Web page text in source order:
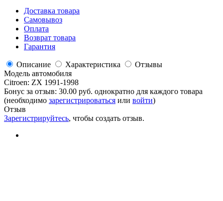
Доставка товара
Самовывоз
Оплата
Возврат товара
Гарантия
Описание Характеристика
Отзывы
Модель автомобиля
Citroen: ZX 1991-1998
Бонус за отзыв: 30.00 руб. однократно для каждого товара
(необходимо зарегистрироваться или войти)
Отзыв
Зарегистрируйтесь, чтобы создать отзыв.